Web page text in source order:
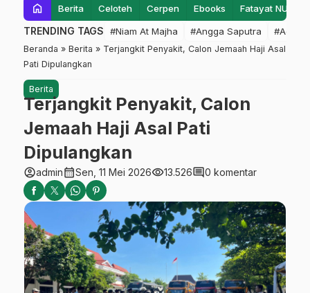
home Berita Celoteh Cerpen Ebooks Fatayat NU
TRENDING TAGS #Niam At Majha #Angga Saputra #Admin
Beranda » Berita » Terjangkit Penyakit, Calon Jemaah Haji Asal
Pati Dipulangkan
Berita
Terjangkit Penyakit, Calon
Jemaah Haji Asal Pati
Dipulangkan
account_circleadmincalendar_monthSen, 11 Mei 2026visibility13.526comment0 komentar